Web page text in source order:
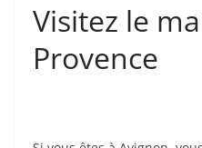
Visitez le
Provence